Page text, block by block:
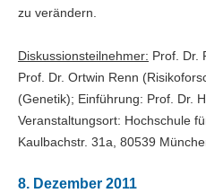
zu verändern.
Diskussionsteilnehmer: Prof. Dr.
Prof. Dr. Ortwin Renn
(Genetik); Einführung: Prof. Dr.
Veranstaltungsort: Hochschule
Kaulbachstr. 31a, 80539
8. Dezember 2011